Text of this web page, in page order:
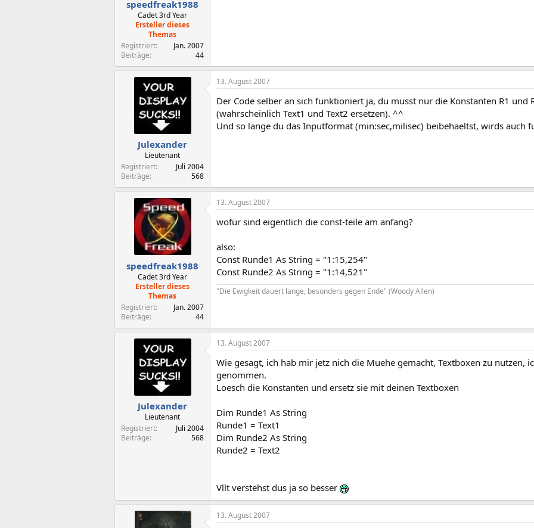
speedfreak1988
Cadet 3rd Year
Ersteller dieses
Themas
Registriert
Jan. 2007
Beiträge
44
Julexander
Lieutenant
Registriert
Juli 2004
Beiträge
568
13. August 2007
Der Code selber an sich funktioniert ja, du musst nur die Konstanten R1 und
(wahrscheinlich Text1 und Text2 ersetzen). ^^
Und so lange du das Inputformat (min:sec,milisec) beibehaeltst, wirds auch
speedfreak1988
Cadet 3rd Year
Ersteller dieses
Themas
Registriert
Jan. 2007
Beiträge
44
13. August 2007
wofür sind eigentlich die const-teile am anfang?
also:
Const Runde1 As String = "1:15,254"
Const Runde2 As String = "1:14,521"
"Die Ewigkeit dauert lange, besonders gegen Ende" (Woody Allen)
Julexander
Lieutenant
Registriert
Juli 2004
Beiträge
568
13. August 2007
Wie gesagt, ich hab mir jetz nich die Muehe gemacht, Textboxen zu nutzen,
genommen.
Loesch die Konstanten und ersetz sie mit deinen Textboxen
Dim Runde1 As String
Runde1 = Text1
Dim Runde2 As String
Runde2 = Text2
Vllt verstehst dus ja so besser
13. August 2007